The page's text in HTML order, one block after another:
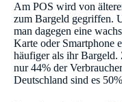
Am POS wird von
zum Bargeld gegriffen.
man dagegen eine
Karte oder Smartphone
häufiger als ihr Bargeld.
nur 44% der
Deutschland sind es